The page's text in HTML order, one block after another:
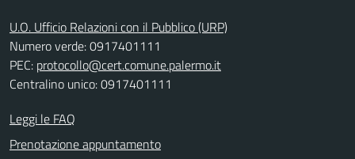
U.O. Ufficio Relazioni con il Pubblico (URP)
Numero verde: 0917401111
PEC: protocollo@cert.comune.palermo.it
Centralino unico: 0917401111
Leggi le FAQ
Prenotazione appuntamento